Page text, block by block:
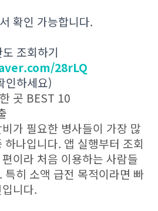
확인 가능합니다.
조회하기
28rLQ
인하세요)
곳 BEST 10
가 필요한 병사들이 가장 많
나입니다. 앱 실행부터 조회
이라 처음 이용하는 사람들
특히 소액 급전 목적이라면 빠
니다.